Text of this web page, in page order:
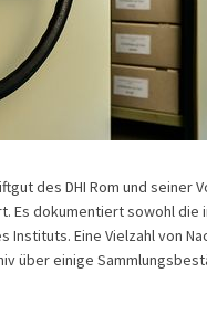
des DHI Rom und seiner
Es dokumentiert sowohl
Instituts. Eine Vielzahl von
über einige